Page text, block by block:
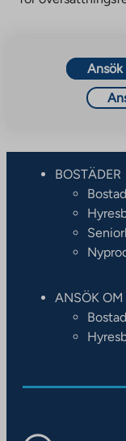
BOSTÄDER
ANSÖK OM